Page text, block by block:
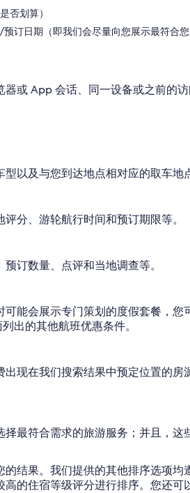
否划算）
订日期（即我们会尽量向您展示最符合
或 App 会话、同一设备或之前的
以及与您到达地点相对应的取车地
分、游轮航行时间和预订期限等。
订数量、点评和当地调查等。
能会展示专门策划的度假套餐，
出的其他航班优惠条件。
现在我们搜索结果中预定位置的房
最符合需求的旅游服务；并且，这
结果。我们提供的其他排序选项
的住宿等级评分进行排序。您还